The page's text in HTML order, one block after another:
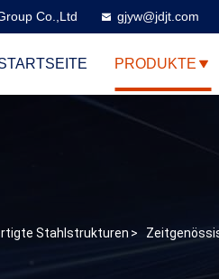
Co.,Ltd gjyw@jdjt.com
PRODUKTE
Stahlstrukturen >